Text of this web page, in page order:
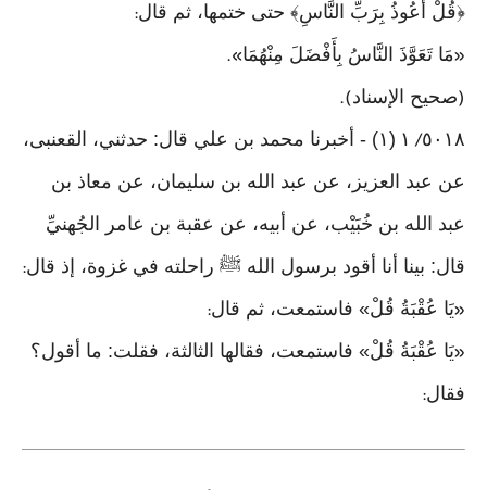
﴿قُلْ أعُوذُ بِرَبِّ النَّاسِ﴾ حتى ختمها، ثم قال:
«مَا تَعَوَّذَ النَّاسُ بِأَفْضَلَ مِنْهُمَا».
(صحيح الإسناد).
٥٠١٨/ ١
(١) - أخبرنا محمد بن علي قال: حدثني، القعنبى،
عن عبد العزيز، عن عبد الله بن سليمان، عن معاذ بن
عبد الله بن خُبَيْب، عن أبيه، عن عقبة بن عامر الجُهنيِّ
قال: بينا أنا أقود برسول الله ﷺ راحلته في غزوة، إذ قال:
«يَا عُقْبَةُ قُلْ» فاستمعت، ثم قال:
«يَا عُقْبَةُ قُلْ» فاستمعت، فقالها الثالثة، فقلت: ما أقول؟
فقال: